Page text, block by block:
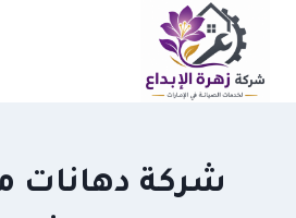
التجاوز
المحتوى
شركة دهانات